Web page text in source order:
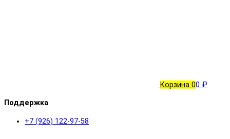
Корзина 00 ₽
Поддержка
+7 (926) 122-97-58